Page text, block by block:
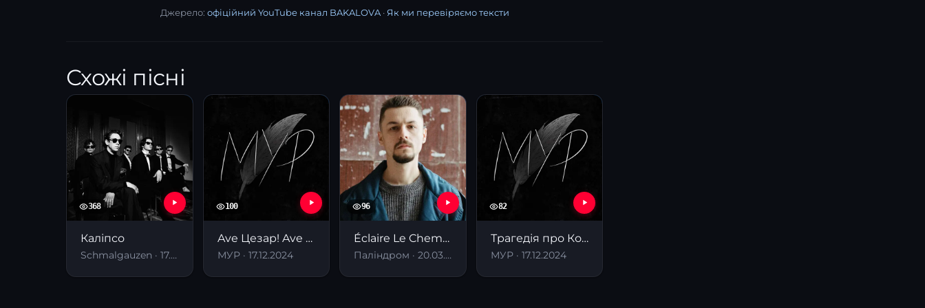
Джерело: офіційний YouTube канал BAKALOVA· Як ми перевіряємо тексти
Схожі пісні
368
Каліпсо
Schmalgauzen · 17.04.2026
100
Ave Цезар! Ave миР!
МУР · 17.12.2024
96
Éclaire Le Chemin
Паліндром · 20.03.2026
82
Трагедія про Коріолана
МУР · 17.12.2024